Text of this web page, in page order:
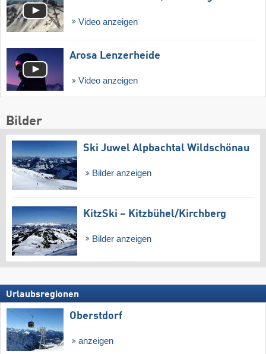
Video anzeigen
Arosa Lenzerheide
Video anzeigen
Bilder
Ski Juwel Alpbachtal Wildschönau
Bilder anzeigen
KitzSki – Kitzbühel/​Kirchberg
Bilder anzeigen
Urlaubsregionen
Oberstdorf
anzeigen